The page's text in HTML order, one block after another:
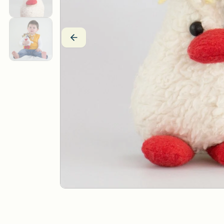
Wärmekissen
Stoffpuppen
Drei Blätter
Estia Holzspielwaren